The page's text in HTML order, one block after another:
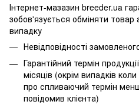
Інтернет-мазазин breeder.ua
зобов'язується обміняти
випадку
Невідповідності
Гарантійний термін
місяців (окрім випадків
про спливаючий термін
повідомив клієнта)